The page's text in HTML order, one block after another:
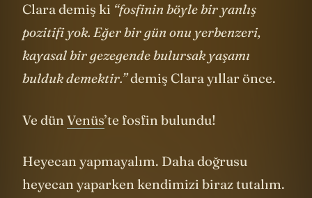
Clara demiş ki “fosfinin böyle bir yanlış
pozitifi yok. Eğer bir gün onu yerbenzeri,
kayasal bir gezegende bulursak yaşamı
bulduk demektir.”demiş Clara yıllar önce.
Ve dün Venüs’te fosfin bulundu!
Heyecan yapmayalım. Daha doğrusu
heyecan yaparken kendimizi biraz tutalım.